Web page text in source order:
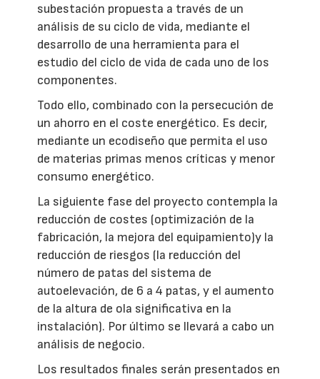
subestación propuesta a través de un
análisis de su ciclo de vida, mediante el
desarrollo de una herramienta para el
estudio del ciclo de vida de cada uno de los
componentes.
Todo ello, combinado con la persecución de
un ahorro en el coste energético. Es decir,
mediante un ecodiseño que permita el uso
de materias primas menos críticas y menor
consumo energético.
La siguiente fase del proyecto contempla la
reducción de costes (optimización de la
fabricación, la mejora del equipamiento)y la
reducción de riesgos (la reducción del
número de patas del sistema de
autoelevación, de 6 a 4 patas, y el aumento
de la altura de ola significativa en la
instalación). Por último se llevará a cabo un
análisis de negocio.
Los resultados finales serán presentados en